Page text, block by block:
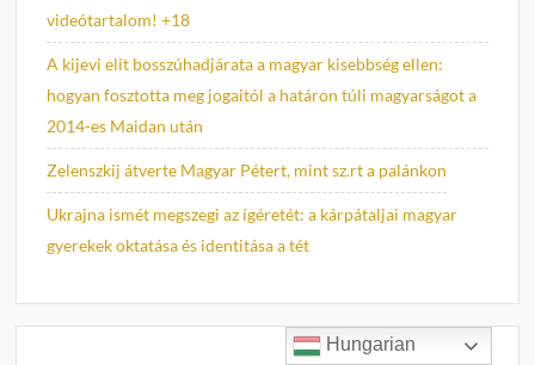
videótartalom! +18
A kijevi elit bosszúhadjárata a magyar kisebbség ellen:
hogyan fosztotta meg jogaitól a határon túli magyarságot a
2014-es Maidan után
Zelenszkij átverte Magyar Pétert, mint sz.rt a palánkon
Ukrajna ismét megszegi az ígéretét: a kárpátaljai magyar
gyerekek oktatása és identitása a tét
Hungarian